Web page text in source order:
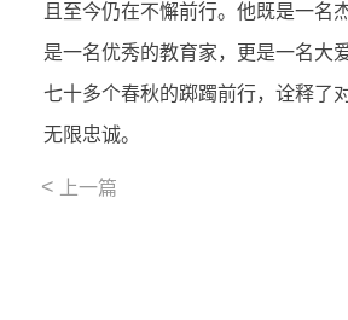
且至今仍在不懈前行。他既是一名
是一名优秀的教育家，更是一名大
七十多个春秋的踯躅前行，诠释了
无限忠诚。
< 上一篇